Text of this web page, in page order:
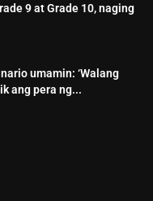
9 at Grade 10, naging
umamin: ‘Walang
ang pera ng...